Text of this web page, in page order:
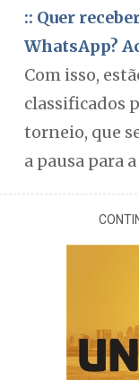
:: Quer
WhatsApp?
Com isso,
classificados
torneio, que
a pausa para